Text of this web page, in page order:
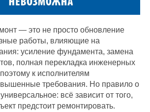
— это не просто обновление
работы, влияющие на
усиление фундамента, замена
полная перекладка инженерных
к исполнителям
требования. Но правило о
всё зависит от того,
предстоит ремонтировать.